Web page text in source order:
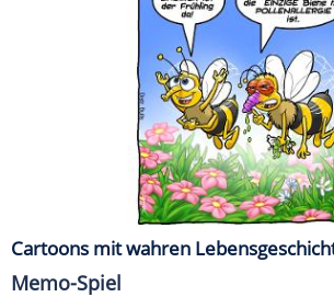
Cartoons mit wahren
Memo-Spiel